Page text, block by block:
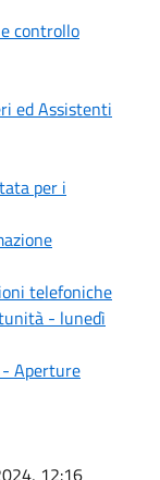
controllo
ed Assistenti
per i
telefoniche
- lunedì
Aperture
12:16